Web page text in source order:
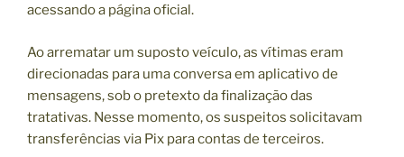
acessando a página oficial.
Ao arrematar um suposto veículo, as vítimas eram
direcionadas para uma conversa em aplicativo de
mensagens, sob o pretexto da finalização das
tratativas. Nesse momento, os suspeitos solicitavam
transferências via Pix para contas de terceiros.